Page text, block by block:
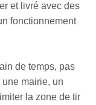
et livré avec des
fonctionnement
de temps, pas
mairie, un
la zone de tir